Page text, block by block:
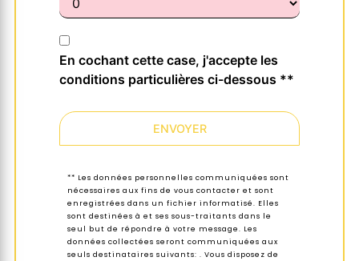
En cochant cette case, j'accepte les
conditions particulières ci-dessous **
ENVOYER
** Les données personnelles communiquées sont
nécessaires aux fins de vous contacter et sont
enregistrées dans un fichier informatisé. Elles
sont destinées à et ses sous-traitants dans le
seul but de répondre à votre message. Les
données collectées seront communiquées aux
seuls destinataires suivants: . Vous disposez de